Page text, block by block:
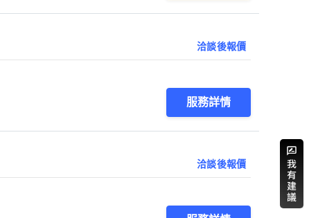
洽談後報價
服務詳情
洽談後報價